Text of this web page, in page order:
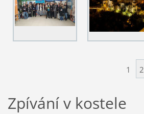
1 2
Zpívání v kostele